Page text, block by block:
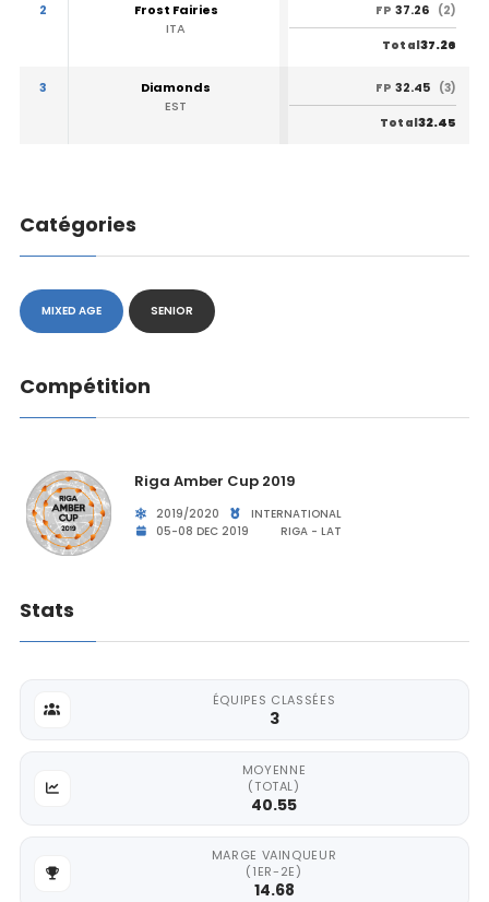
2
Frost Fairies
ITA
FP 37.26 (2)
Total37.26
3
Diamonds
EST
FP 32.45 (3)
Total32.45
Catégories
MIXED AGE SENIOR
Compétition
Riga Amber Cup 2019
2019/2020
INTERNATIONAL
05-08 DEC 2019
RIGA - LAT
Stats
ÉQUIPES CLASSÉES
3
MOYENNE
(TOTAL)
40.55
MARGE VAINQUEUR
(1ER-2E)
14.68